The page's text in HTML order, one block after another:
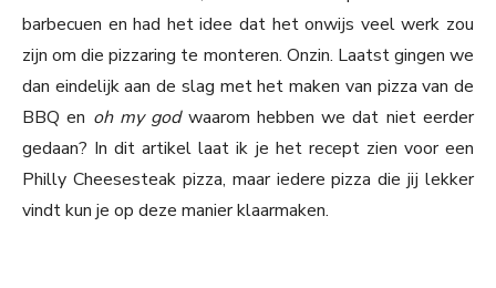
barbecuen en had het idee dat het onwijs veel werk zou
zijn om die pizzaring te monteren. Onzin. Laatst gingen we
dan eindelijk aan de slag met het maken van pizza van de
BBQ en oh my god waarom hebben we dat niet eerder
gedaan? In dit artikel laat ik je het recept zien voor een
Philly Cheesesteak pizza, maar iedere pizza die jij lekker
vindt kun je op deze manier klaarmaken.